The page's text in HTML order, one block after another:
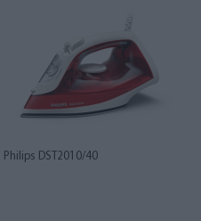
Philips DST2010/40